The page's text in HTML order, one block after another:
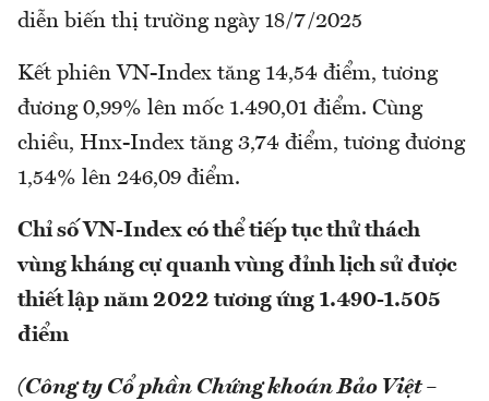
diễn biến thị trường ngày 18/7/2025
Kết phiên VN-Index tăng 14,54 điểm, tương
đương 0,99% lên mốc 1.490,01 điểm. Cùng
chiều, Hnx-Index tăng 3,74 điểm, tương đương
1,54% lên 246,09 điểm.
Chỉ số VN-Index có thể tiếp tục thử thách
vùng kháng cự quanh vùng đỉnh lịch sử được
thiết lập năm 2022 tương ứng 1.490-1.505
điểm
(Công ty Cổ phần Chứng khoán Bảo Việt –